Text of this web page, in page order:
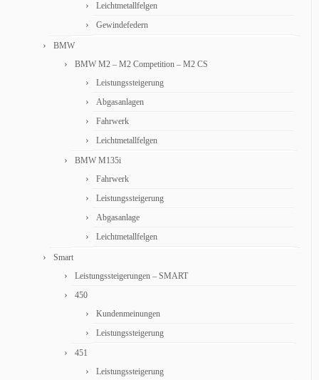
Leichtmetallfelgen
Gewindefedern
BMW
BMW M2 – M2 Competition – M2 CS
Leistungssteigerung
Abgasanlagen
Fahrwerk
Leichtmetallfelgen
BMW M135i
Fahrwerk
Leistungssteigerung
Abgasanlage
Leichtmetallfelgen
Smart
Leistungssteigerungen – SMART
450
Kundenmeinungen
Leistungssteigerung
451
Leistungssteigerung